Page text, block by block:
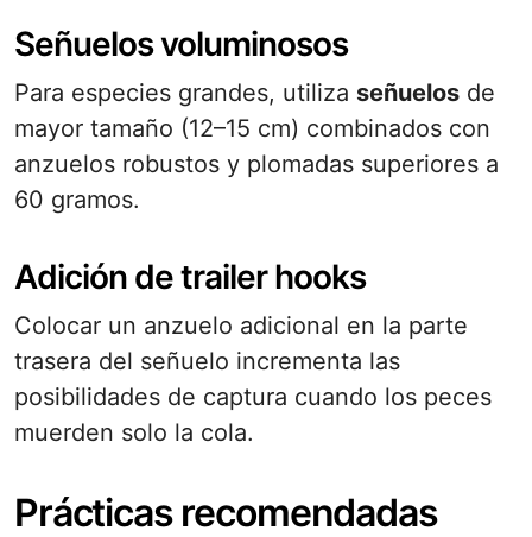
Señuelos voluminosos
Para especies grandes, utiliza señuelos de
mayor tamaño (12–15 cm) combinados con
anzuelos robustos y plomadas superiores a
60 gramos.
Adición de trailer hooks
Colocar un anzuelo adicional en la parte
trasera del señuelo incrementa las
posibilidades de captura cuando los peces
muerden solo la cola.
Prácticas recomendadas